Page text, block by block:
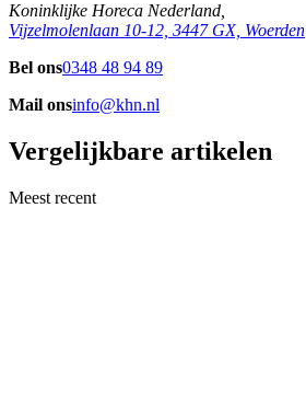
Koninklijke Horeca Nederland,
Vijzelmolenlaan 10-12, 3447 GX, Woerden
Bel ons0348 48 94 89
Mail onsinfo@khn.nl
Vergelijkbare artikelen
Meest recent